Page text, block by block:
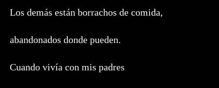
Los demás están borrachos de comida,
abandonados donde pueden.
Cuando vivía con mis padres